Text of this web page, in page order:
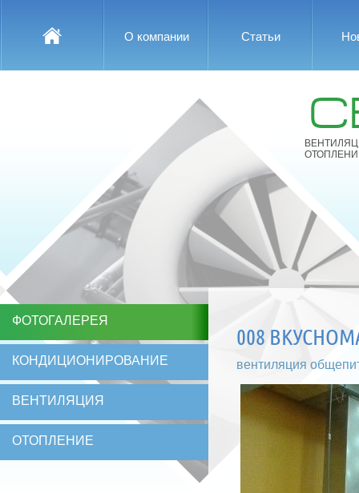
О компании Статьи
ФОТОГАЛЕРЕЯ
КОНДИЦИОНИРОВАНИЕ
ВЕНТИЛЯЦИЯ
ОТОПЛЕНИЕ
008
вентиляция